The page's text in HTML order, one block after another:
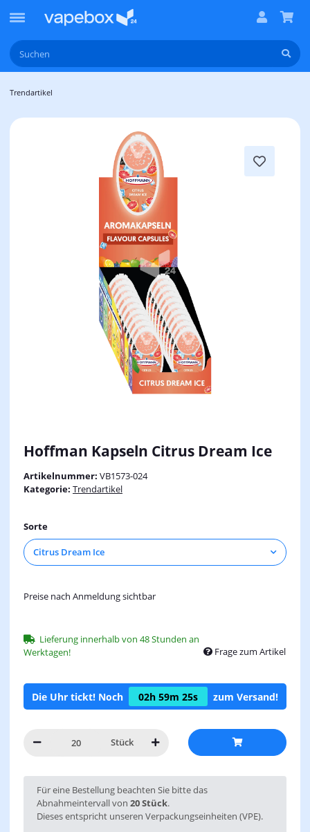
Trendartikel
Hoffman Kapseln Citrus Dream Ice
Artikelnummer: VB1573-024
Kategorie: Trendartikel
Sorte
Citrus Dream Ice
Preise nach Anmeldung sichtbar
Lieferung innerhalb von 48 Stunden an
Werktagen!
Frage zum Artikel
Die Uhr tickt! Noch 02h 59m 24s zum Versand!
Stück
x
Für eine Bestellung beachten Sie bitte das
Abnahmeintervall von 20 Stück.
Dieses entspricht unseren Verpackungseinheiten (VPE).